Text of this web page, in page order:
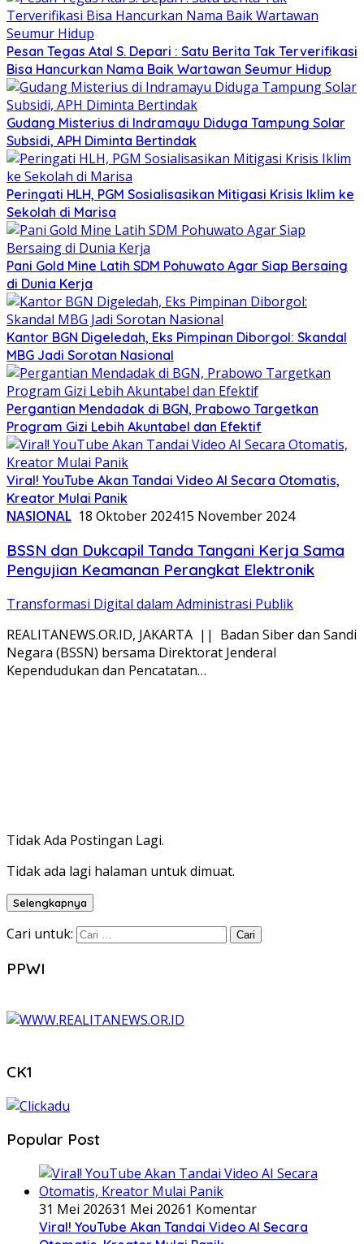
Pesan Tegas Atal S. Depari : Satu Berita Tak Terverifikasi
Bisa Hancurkan Nama Baik Wartawan Seumur Hidup
Gudang Misterius di Indramayu Diduga Tampung Solar
Subsidi, APH Diminta Bertindak
Peringati HLH, PGM Sosialisasikan Mitigasi Krisis Iklim ke
Sekolah di Marisa
Pani Gold Mine Latih SDM Pohuwato Agar Siap Bersaing
di Dunia Kerja
Kantor BGN Digeledah, Eks Pimpinan Diborgol: Skandal
MBG Jadi Sorotan Nasional
Pergantian Mendadak di BGN, Prabowo Targetkan
Program Gizi Lebih Akuntabel dan Efektif
Viral! YouTube Akan Tandai Video AI Secara Otomatis,
Kreator Mulai Panik
NASIONAL 18 Oktober 202415 November 2024
BSSN dan Dukcapil Tanda Tangani Kerja Sama
Pengujian Keamanan Perangkat Elektronik
Transformasi Digital dalam Administrasi Publik
REALITANEWS.OR.ID, JAKARTA || Badan Siber dan Sandi
Negara (BSSN) bersama Direktorat Jenderal
Kependudukan dan Pencatatan…
Tidak Ada Postingan Lagi.
Tidak ada lagi halaman untuk dimuat.
Selengkapnya
Cari untuk:
PPWI
CK1
Popular Post
31 Mei 202631 Mei 20261 Komentar
Viral! YouTube Akan Tandai Video AI Secara